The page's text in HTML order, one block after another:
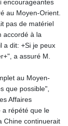
encourageantes
au Moyen-Orient.
pas de matériel
accordé à la
a dit: +Si je peux
a assuré M.
au Moyen-
que possible",
Affaires
a répété que le
Chine continuerait